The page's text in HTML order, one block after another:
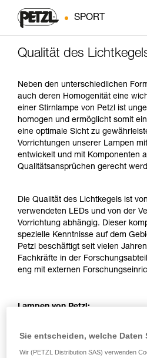
SPORT
Qualität des
Neben den unterschiedlichen
auch deren Homogenität eine
einer Stirnlampe von Petzl ist
homogen und ermöglicht somit
eine optimale Sicht zu
Vorrichtungen unserer Lampen
entwickelt und mit Komponenten
Qualitätsansprüchen gerecht
Die Qualität des Lichtkegels ist
verwendeten LEDs und von der
Vorrichtung abhängig. Dieser
spezielle Kenntnisse auf dem
Petzl beschäftigt seit vielen
Fachkräfte in der
eng mit externen
Lampen von Petzl:
Sie entscheiden, welche Daten
Wir (PETZL Distribution SAS) verwenden